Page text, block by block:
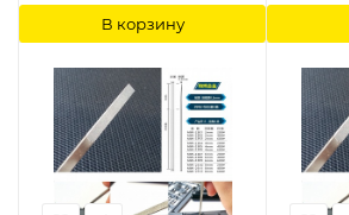
В корзину